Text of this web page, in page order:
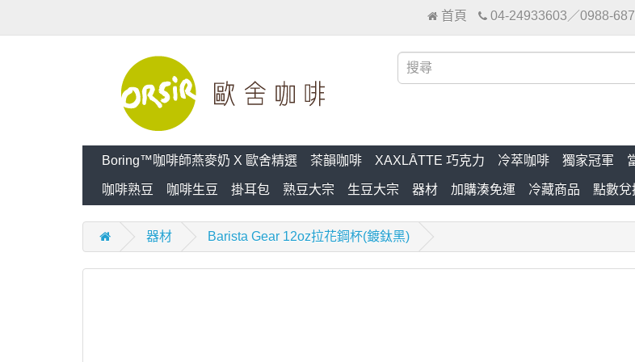
首頁 04-24933603／0988-
Boring™咖啡師燕麥奶 X 歐舍精選 茶韻咖啡 XAXLĀTTE 巧克力 冷萃咖啡 獨家冠軍
咖啡熟豆 咖啡生豆 掛耳包 熟豆大宗 生豆大宗 器材 加購湊免運 冷藏商品 點數兌
器材 Barista Gear 12oz拉花鋼杯(鍍鈦黑)